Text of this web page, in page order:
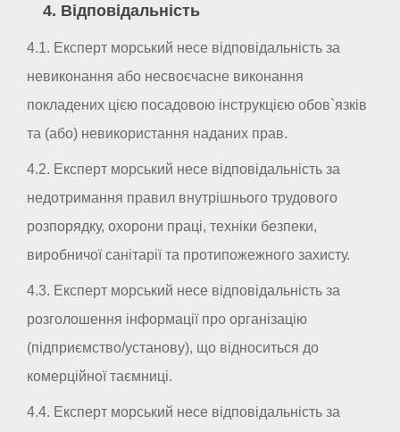
4. Відповідальність
4.1. Експерт морський несе відповідальність за
невиконання або несвоєчасне виконання
покладених цією посадовою інструкцією обов`язків
та (або) невикористання наданих прав.
4.2. Експерт морський несе відповідальність за
недотримання правил внутрішнього трудового
розпорядку, охорони праці, техніки безпеки,
виробничої санітарії та протипожежного захисту.
4.3. Експерт морський несе відповідальність за
розголошення інформації про організацію
(підприємство/установу), що відноситься до
комерційної таємниці.
4.4. Експерт морський несе відповідальність за